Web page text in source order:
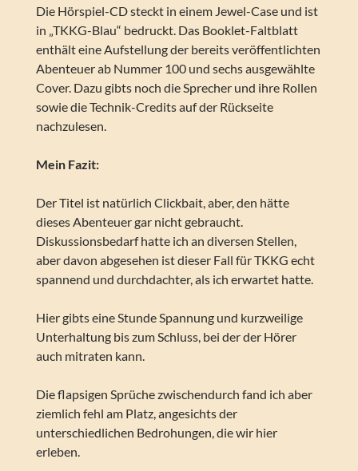
Die Hörspiel-CD steckt in einem Jewel-Case und ist
in „TKKG-Blau“ bedruckt. Das Booklet-Faltblatt
enthält eine Aufstellung der bereits veröffentlichten
Abenteuer ab Nummer 100 und sechs ausgewählte
Cover. Dazu gibts noch die Sprecher und ihre Rollen
sowie die Technik-Credits auf der Rückseite
nachzulesen.
Mein Fazit:
Der Titel ist natürlich Clickbait, aber, den hätte
dieses Abenteuer gar nicht gebraucht.
Diskussionsbedarf hatte ich an diversen Stellen,
aber davon abgesehen ist dieser Fall für TKKG echt
spannend und durchdachter, als ich erwartet hatte.
Hier gibts eine Stunde Spannung und kurzweilige
Unterhaltung bis zum Schluss, bei der der Hörer
auch mitraten kann.
Die flapsigen Sprüche zwischendurch fand ich aber
ziemlich fehl am Platz, angesichts der
unterschiedlichen Bedrohungen, die wir hier
erleben.